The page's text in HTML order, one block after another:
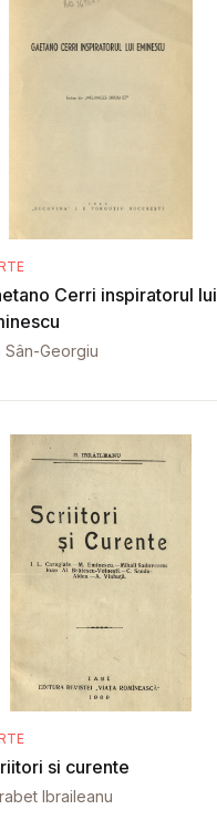
Cerri inspiratorul lui
Sân-Georgiu
si curente
Ibraileanu